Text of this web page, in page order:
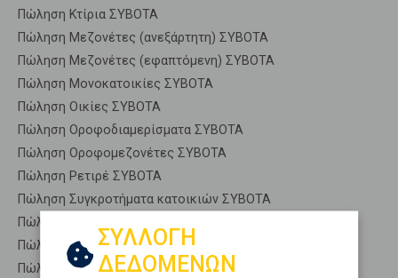
Πώληση Κτίρια ΣΥΒΟΤΑ
Πώληση Μεζονέτες (ανεξάρτητη) ΣΥΒΟΤΑ
Πώληση Μεζονέτες (εφαπτόμενη) ΣΥΒΟΤΑ
Πώληση Μονοκατοικίες ΣΥΒΟΤΑ
Πώληση Οικίες ΣΥΒΟΤΑ
Πώληση Οροφοδιαμερίσματα ΣΥΒΟΤΑ
Πώληση Οροφομεζονέτες ΣΥΒΟΤΑ
Πώληση Ρετιρέ ΣΥΒΟΤΑ
Πώληση Συγκροτήματα κατοικιών ΣΥΒΟΤΑ
Πώληση Υπόγεια ΣΥΒΟΤΑ
Πώληση Υπόσκαφα ΣΥΒΟΤΑ
Πώληση Υπολ. υψουν ΣΥΒΟΤΑ
ΣΥΛΛΟΓΗ
ΔΕΔΟΜΕΝΩΝ